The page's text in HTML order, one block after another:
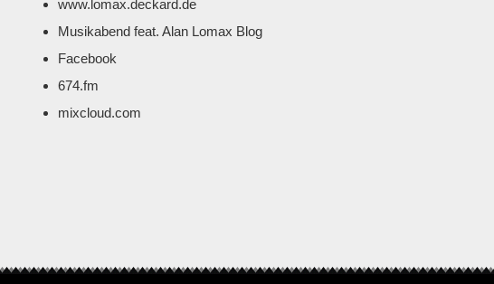
www.lomax.deckard.de
Musikabend feat. Alan Lomax Blog
Facebook
674.fm
mixcloud.com